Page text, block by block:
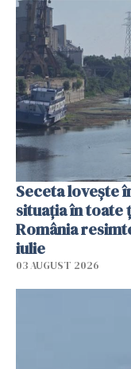
Seceta lovește
situația în toate
România
iulie
03 AUGUST 2026